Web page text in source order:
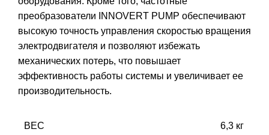
преобразователи INNOVERT PUMP обеспечивают
высокую точность управления скоростью вращения
электродвигателя и позволяют избежать
механических потерь, что повышает
эффективность работы системы и увеличивает ее
производительность.
ВЕС 6,3 кг